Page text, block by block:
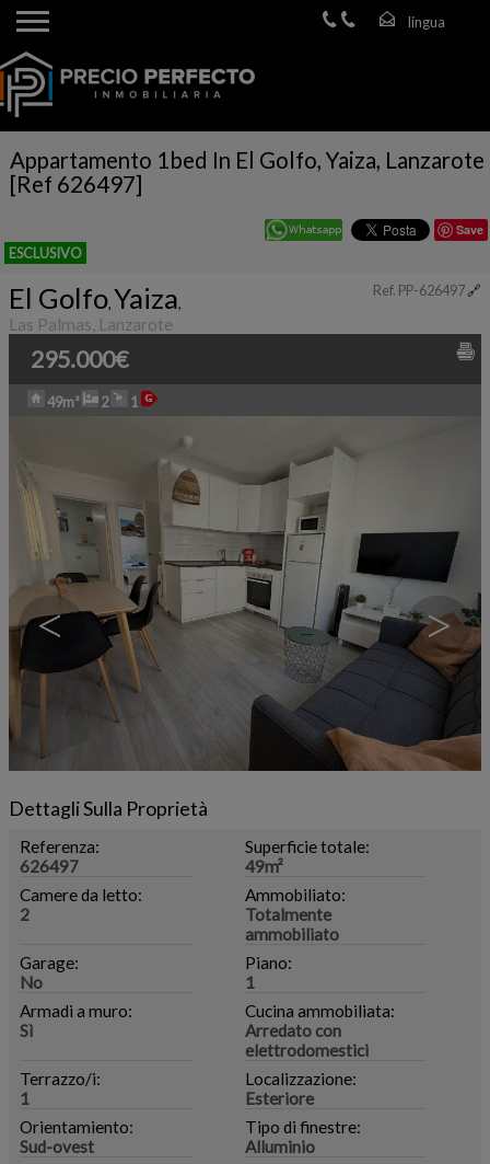
Appartamento 1bed In El Golfo, Yaiza, Lanzarote
[Ref 626497]
Save
ESCLUSIVO
Ref. PP-626497🔗
El Golfo,Yaiza,
Las Palmas, Lanzarote
295.000€
49m² 2 1
< >
Dettagli Sulla Proprietà
Referenza:
626497
Superficie totale:
49m²
Camere da letto:
2
Ammobiliato:
Totalmente
ammobiliato
Garage:
No
Piano:
1
Armadi a muro:
Sì
Cucina ammobiliata:
Arredato con
elettrodomestici
Terrazzo/i:
1
Localizzazione:
Esteriore
Orientamiento:
Sud-ovest
Tipo di finestre:
Alluminio